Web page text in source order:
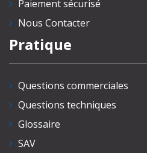
Paiement sécurisé
Nous Contacter
Pratique
Questions commerciales
Questions techniques
Glossaire
SAV